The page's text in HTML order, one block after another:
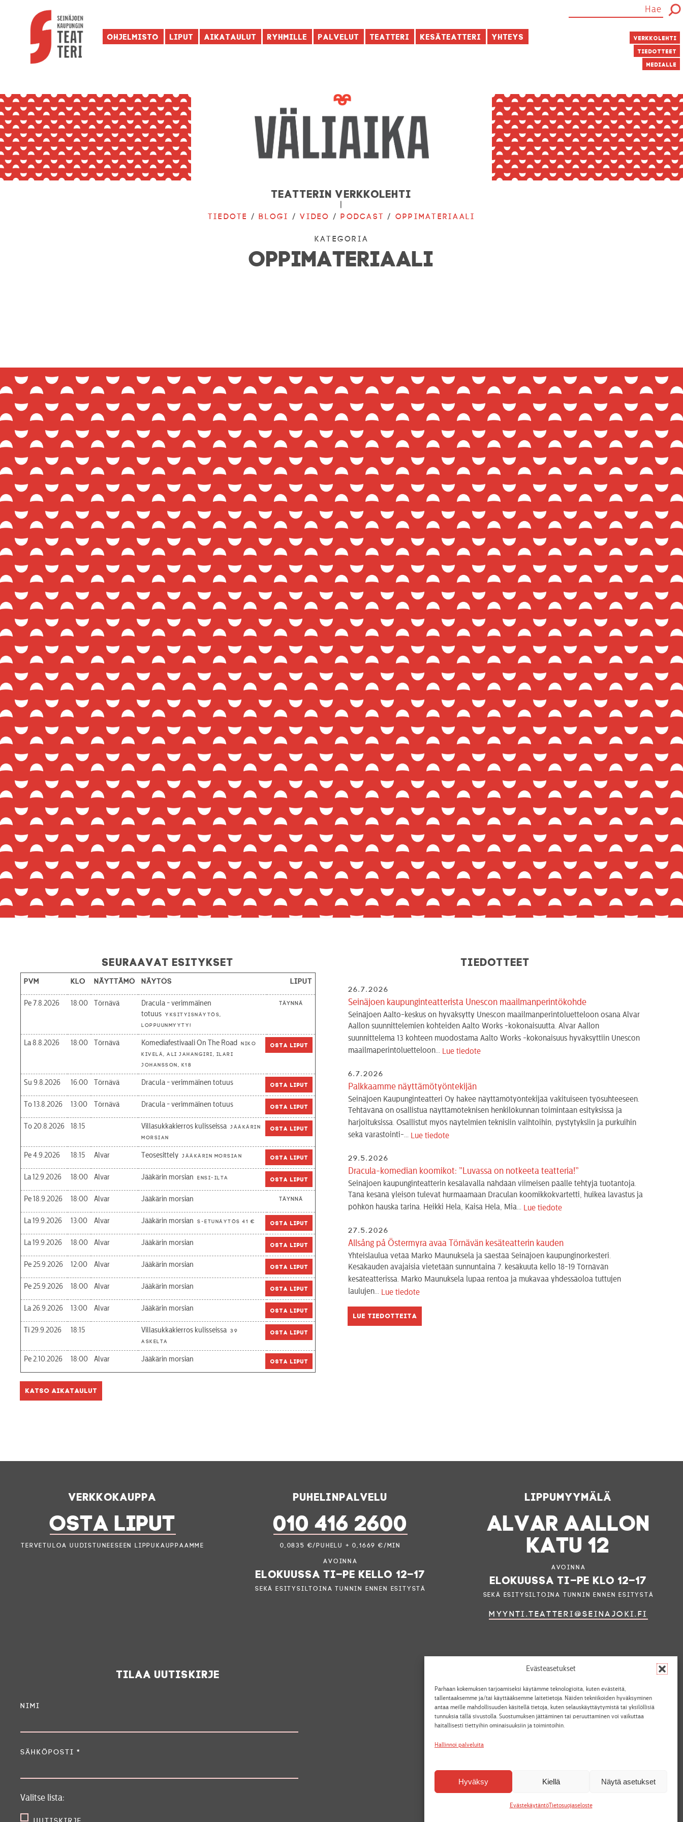
Evästeasetukset
Parhaan kokemuksen tarjoamiseksi käytämme teknologioita, kuten evästeitä,
tallentaaksemme ja/tai käyttääksemme laitetietoja. Näiden tekniikoiden hyväksyminen
antaa meille mahdollisuuden käsitellä tietoja, kuten selauskäyttäytymistä tai yksilöllisiä
tunnuksia tällä sivustolla. Suostumuksen jättäminen tai peruuttaminen voi vaikuttaa
haitallisesti tiettyihin ominaisuuksiin ja toimintoihin.
Hallinnoi palveluita
Hyväksy Kiellä Näytä asetukset
EvästekäytäntöTietosuojaseloste
Ohjelmisto Liput Aikataulut Ryhmille Palvelut Teatteri Kesäteatteri Yhteys Verkkolehti
Tiedotteet
Medialle
Teatterin verkkolehti
|
Tiedote /Blogi /Video /Podcast / Oppimateriaali
Kategoria
OPPIMATERIAALI
Seuraavat esitykset
Pvm Klo Näyttämö Näytös Liput
Pe 7.8.2026 18:00 Törnävä
Dracula - verimmäinen
totuus
Yksityisnäytös,
loppuunmyyty!
Täynnä
La 8.8.2026 18:00 Törnävä Komediafestivaali On The Road
Niko
Kivelä, Ali Jahangiri, Ilari
Johansson, K18
Osta liput
Su 9.8.2026 16:00 Törnävä Dracula - verimmäinen totuus Osta liput
To 13.8.2026 13:00 Törnävä Dracula - verimmäinen totuus Osta liput
To 20.8.2026 18:15 Villasukkakierros kulisseissa
Jääkärin
morsian
Osta liput
Pe 4.9.2026 18:15 Alvar Teosesittely Jääkärin morsian Osta liput
La 12.9.2026 18:00 Alvar Jääkärin morsian Ensi-ilta Osta liput
Pe 18.9.2026 18:00 Alvar Jääkärin morsian Täynnä
La 19.9.2026 13:00 Alvar Jääkärin morsian S-etunäytös 41 € Osta liput
La 19.9.2026 18:00 Alvar Jääkärin morsian Osta liput
Pe 25.9.2026 12:00 Alvar Jääkärin morsian Osta liput
Pe 25.9.2026 18:00 Alvar Jääkärin morsian Osta liput
La 26.9.2026 13:00 Alvar Jääkärin morsian Osta liput
Ti 29.9.2026 18:15 Villasukkakierros kulisseissa
39
askelta
Osta liput
Pe 2.10.2026 18:00 Alvar Jääkärin morsian Osta liput
Katso aikataulut
Tiedotteet
26.7.2026
Seinäjoen kaupunginteatterista Unescon maailmanperintökohde
Seinäjoen Aalto-keskus on hyväksytty Unescon maailmanperintöluetteloon osana Alvar
Aallon suunnittelemien kohteiden Aalto Works -kokonaisuutta. Alvar Aallon
suunnittelema 13 kohteen muodostama Aalto Works -kokonaisuus hyväksyttiin Unescon
maailmaperintöluetteloon... Lue tiedote
6.7.2026
Palkkaamme näyttämötyöntekijän
Seinäjoen Kaupunginteatteri Oy hakee näyttämötyöntekijää vakituiseen työsuhteeseen.
Tehtävänä on osallistua näyttämöteknisen henkilökunnan toimintaan esityksissä ja
harjoituksissa. Osallistut myös näytelmien teknisiin vaihtoihin, pystytyksiin ja purkuihin
sekä varastointi-... Lue tiedote
29.5.2026
Dracula-komedian koomikot: ”Luvassa on notkeeta teatteria!”
Seinäjoen kaupunginteatterin kesälavalla nähdään viimeisen päälle tehtyjä tuotantoja.
Tänä kesänä yleisön tulevat hurmaamaan Draculan koomikkokvartetti, huikea lavastus ja
pöhkön hauska tarina. Heikki Hela, Kaisa Hela, Mia... Lue tiedote
27.5.2026
Allsång på Östermyra avaa Törnävän kesäteatterin kauden
Yhteislaulua vetää Marko Maunuksela ja säestää Seinäjoen kaupunginorkesteri.
Kesäkauden avajaisia vietetään sunnuntaina 7. kesäkuuta kello 18-19 Törnävän
kesäteatterissa. Marko Maunuksela lupaa rentoa ja mukavaa yhdessäoloa tuttujen
laulujen... Lue tiedote
Lue tiedotteita
Verkkokauppa
OSTA LIPUT
Tervetuloa uudistuneeseen lippukauppaamme
Puhelinpalvelu
010 416 2600
0,0835 €/puhelu + 0,1669 €/min
Avoinna
elokuussa ti–pe kello 12–17
sekä esitysiltoina tunnin ennen esitystä
Lippumyymälä
ALVAR AALLON
KATU 12
Avoinna
elokuussa ti–pe klo 12–17
sekä esitysiltoina tunnin ennen esitystä
myynti.teatteri@seinajoki.fi
Tilaa uutiskirje
Nimi
Sähköposti *
Valitse lista:
Yhteistyössä